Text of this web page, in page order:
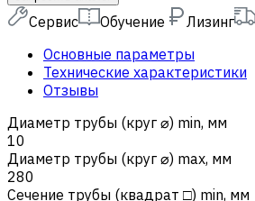
Сервис Обучение Лизинг
Основные параметры
Технические характеристики
Отзывы
Диаметр трубы (круг ⌀) min, мм
10
Диаметр трубы (круг ⌀) max, мм
280
Сечение трубы (квадрат □) min, мм